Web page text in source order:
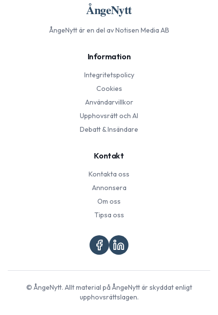
ÅngeNytt
ÅngeNyttär en del av Notisen Media AB
Information
Integritetspolicy
Cookies
Användarvillkor
Upphovsrätt och AI
Debatt & Insändare
Kontakt
Kontakta oss
Annonsera
Om oss
Tipsa oss
© ÅngeNytt. Allt material påÅngeNyttär skyddat enligt
upphovsrättslagen.